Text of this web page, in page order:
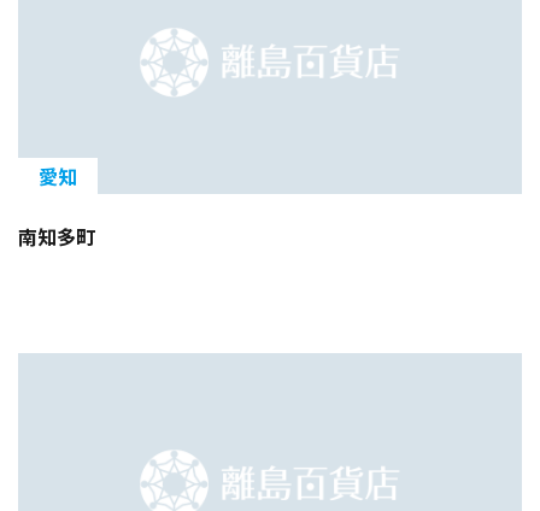
愛知
南知多町